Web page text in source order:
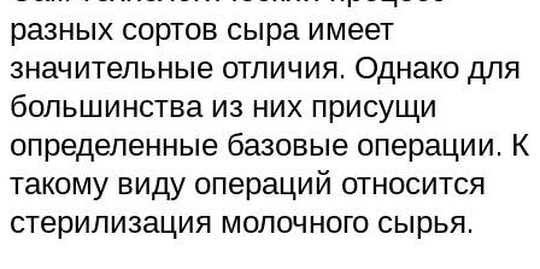
разных сортов сыра имеет
значительные отличия. Однако для
большинства из них присущи
определенные базовые операции. К
такому виду операций относится
стерилизация молочного сырья.